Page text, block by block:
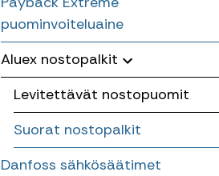
Riipukkeet
Nostokoukut pyörittäjään
HC 60 – HC 105 Kevyet 5,3 tm
– 9,6 tm
HC S 130 – 190 keskiluokan
11,9 tm – 19,5 tm
kappaletavaranosturit
puominvoiteluaine
Aluex nostopalkit
Levitettävät nostopuomit
Suorat nostopalkit
Danfoss sähkösäätimet